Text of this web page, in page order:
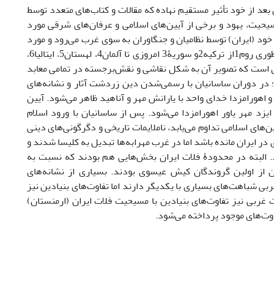
از خود تأثیر مستقیم نهاده که مقالات و کتاب‌های متعدد توسط
یهود و برخی از آیین‌های اسلامی و عرفان‌های شرقی مورد
(ایران) توسط نظامیان و جنگاوران به سوی غرب می‌رود و مورد
پذیرش و اقبال قرار می‌گیرد و برای این ایزد، مهرکده‌های بسیاری در سراسر امپراطوری روم1از ترکیه2و سوریۀ3 امروزی تا آلمان4، لهستان5، ایتالیا6،
است که تصویر آن به شکل نقاشی و نقش‌برجسته در تمامی معابد
دوران ساسانیان با رسمی‌شدن دین زردشت آثار و نشانه‌های
خدای واحد با یارانش مهر و آناهید ظاهر می‌شود. آیین
یاور اهورامزدا می‌شود. پس از ساسانیان با ورود اسلام
اسلامی تداوم می‌یابد، ناملایمات تاریخی و دگرگونی‌های دینی
مانده باشد اما در غرب مهرابه‌ها تبدیل به کلیسا شدند و
در محدودۀ فلات ایران بخش‌هایی هم بودند که نسبت به
اولین گروندگان کیش عیسوی بودند. بسیاری از نشانه‌های
شباهت‌های بسیاری با یکدیگر دارند اما تفاوت‌های بنیادین نیز
مسیحیت غربی نیز تفاوت‌های بنیادین با مسیحیت فلات ایران (ارمنستان)